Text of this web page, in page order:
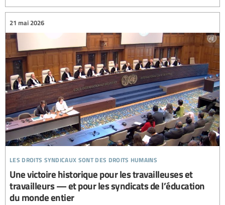
les droits syndicaux sont des droits humains
21 mai 2026
Une victoire historique pour les travailleuses et
travailleurs — et pour les syndicats de l’éducation
du monde entier